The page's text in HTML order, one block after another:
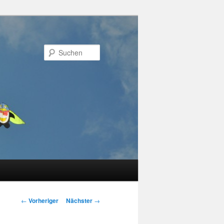
Beitragsnavigation
← Vorheriger Nächster →